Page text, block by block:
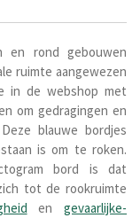
en rond gebouwen
ruimte aangewezen
in de webshop met
om gedragingen en
blauwe bordjes
is om te roken.
bord is dat
tot de rookruimte
engevaarlijke-